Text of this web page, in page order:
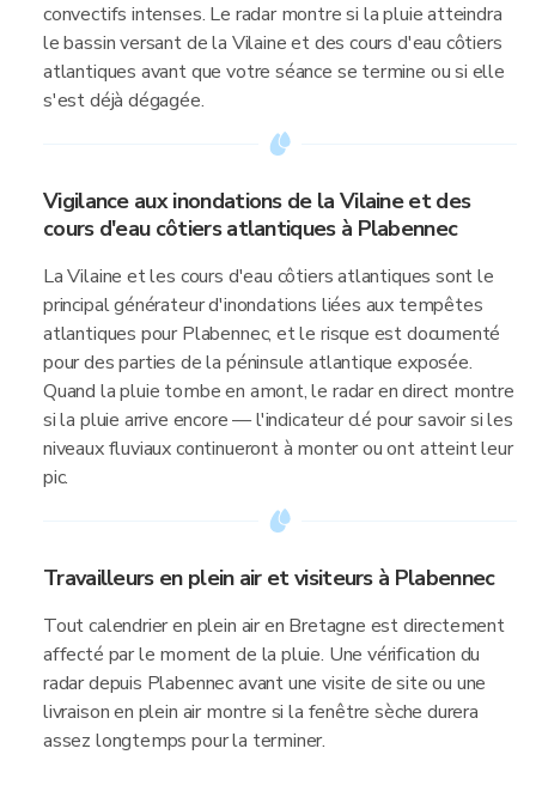
convectifs intenses. Le radar montre si la pluie atteindra
le bassin versant de la Vilaine et des cours d'eau côtiers
atlantiques avant que votre séance se termine ou si elle
s'est déjà dégagée.
Vigilance aux inondations de la Vilaine et des
cours d'eau côtiers atlantiques à Plabennec
La Vilaine et les cours d'eau côtiers atlantiques sont le
principal générateur d'inondations liées aux tempêtes
atlantiques pour Plabennec, et le risque est documenté
pour des parties de la péninsule atlantique exposée.
Quand la pluie tombe en amont, le radar en direct montre
si la pluie arrive encore — l'indicateur clé pour savoir si les
niveaux fluviaux continueront à monter ou ont atteint leur
pic.
Travailleurs en plein air et visiteurs à Plabennec
Tout calendrier en plein air en Bretagne est directement
affecté par le moment de la pluie. Une vérification du
radar depuis Plabennec avant une visite de site ou une
livraison en plein air montre si la fenêtre sèche durera
assez longtemps pour la terminer.